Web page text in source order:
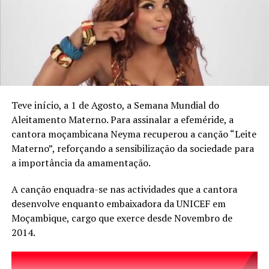
Por sua vez, o representante da Afterwork, Brígido
Mahoche, explicou que o evento inclui feiras
gastronómicas, visitas guiadas e espectáculos de música,
do país.
TÓPICOS RELACIONADOS:
Teve início, a 1 de Agosto, a Semana Mundial do
Aleitamento Materno. Para assinalar a efeméride, a
cantora moçambicana Neyma recuperou a canção “Leite
Materno”, reforçando a sensibilização da sociedade para
a importância da amamentação.
A canção enquadra-se nas actividades que a cantora
desenvolve enquanto embaixadora da UNICEF em
Moçambique, cargo que exerce desde Novembro de
2014.